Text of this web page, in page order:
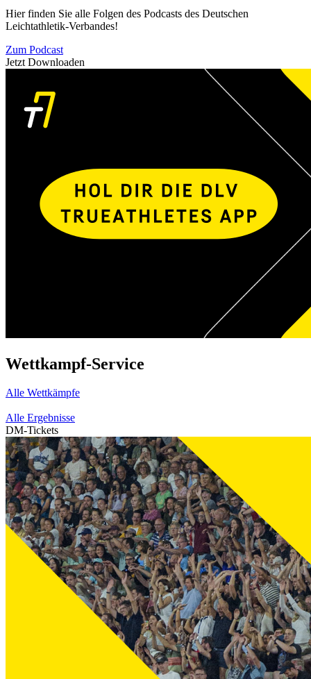
Hier finden Sie alle Folgen des Podcasts des Deutschen
Leichtathletik-Verbandes!
Zum Podcast
Jetzt Downloaden
Wettkampf-Service
Alle Wettkämpfe
Alle Ergebnisse
DM-Tickets